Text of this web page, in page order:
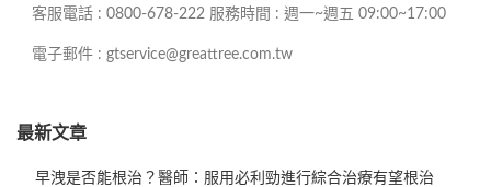
客服電話 : 0800-678-222 服務時間 : 週一~週五 09:00~17:00
電子郵件 : gtservice@greattree.com.tw
最新文章
早洩是否能根治？醫師：服用必利勁進行綜合治療有望根治